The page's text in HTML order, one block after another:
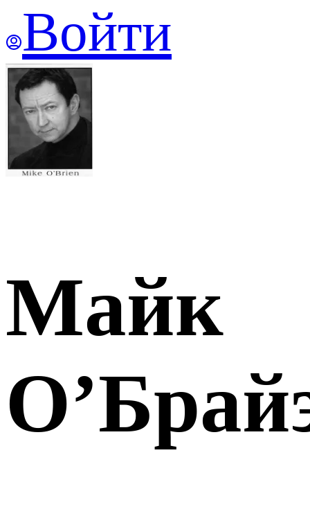
Войти
Майк